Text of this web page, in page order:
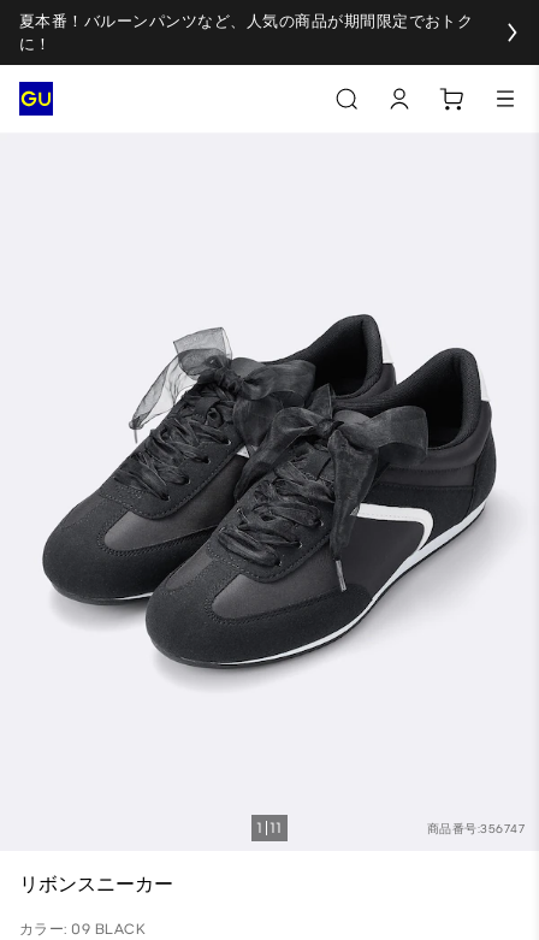
夏本番！バルーンパンツなど、人気の商品が期間限定でおトク
に！
商品番号:356747
1 11
リボンスニーカー
カラー: 09 BLACK